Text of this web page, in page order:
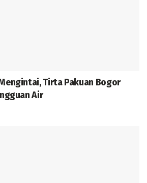
Tirta Pakuan Bogor
Air